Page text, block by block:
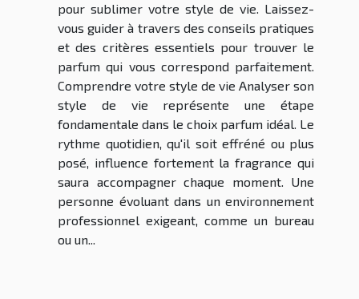
pour sublimer votre style de vie. Laissez-
vous guider à travers des conseils pratiques
et des critères essentiels pour trouver le
parfum qui vous correspond parfaitement.
Comprendre votre style de vie Analyser son
style de vie représente une étape
fondamentale dans le choix parfum idéal. Le
rythme quotidien, qu'il soit effréné ou plus
posé, influence fortement la fragrance qui
saura accompagner chaque moment. Une
personne évoluant dans un environnement
professionnel exigeant, comme un bureau
ou un...